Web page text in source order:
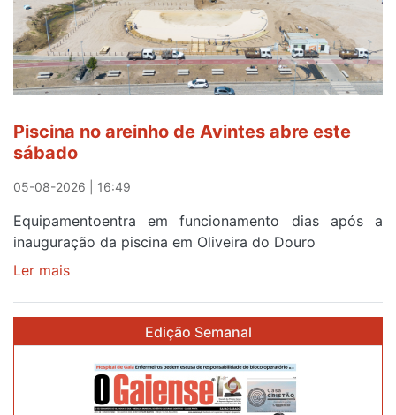
esgotam
em
menos
de
24
após
campanha
reforço
Piscina no areinho de Avintes abre este
sábado
05-08-2026 | 16:49
Equipamentoentra em funcionamento dias após a
inauguração da piscina em Oliveira do Douro
Ler mais
Avintes
abre
Edição Semanal